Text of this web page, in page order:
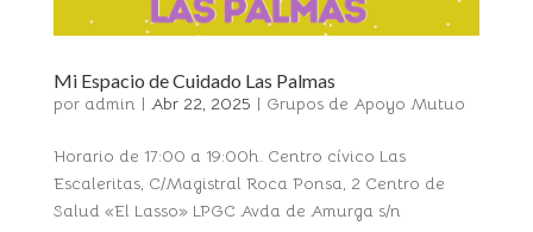
Mi Espacio de Cuidado Las Palmas
por admin | Abr 22, 2025 | Grupos de Apoyo Mutuo
Horario de 17:00 a 19:00h. Centro cívico Las
Escaleritas, C/Magistral Roca Ponsa, 2 Centro de
Salud «El Lasso» LPGC Avda de Amurga s/n